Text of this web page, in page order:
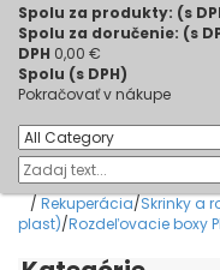
Spolu za produkty: (s
Spolu za doručenie: (s
DPH 0,00 €
Spolu (s DPH)
Pokračovať v nákupe
/ Rekuperácia/Skrinky a
plast)/Rozdeľovacie boxy